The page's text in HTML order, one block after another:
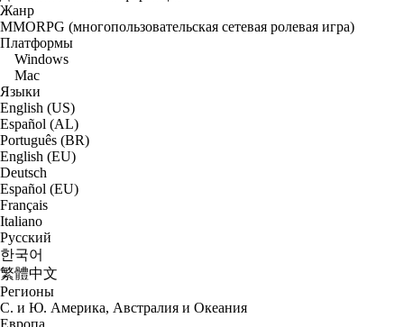
Жанр
MMORPG (многопользовательская сетевая ролевая игра)
Платформы
Windows
Mac
Языки
English (US)
Español (AL)
Português (BR)
English (EU)
Deutsch
Español (EU)
Français
Italiano
Русский
한국어
繁體中文
Регионы
С. и Ю. Америка, Австралия и Океания
Европа